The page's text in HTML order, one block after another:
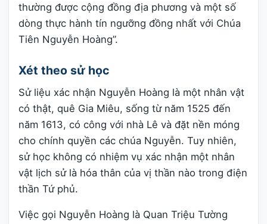
thường được cộng đồng địa phương và một số
dòng thực hành tín ngưỡng đồng nhất với Chúa
Tiên Nguyễn Hoàng”.
Xét theo sử học
Sử liệu xác nhận Nguyễn Hoàng là một nhân vật
có thật, quê Gia Miêu, sống từ năm 1525 đến
năm 1613, có công với nhà Lê và đặt nền móng
cho chính quyền các chúa Nguyễn. Tuy nhiên,
sử học không có nhiệm vụ xác nhận một nhân
vật lịch sử là hóa thân của vị thần nào trong điện
thần Tứ phủ.
Việc gọi Nguyễn Hoàng là Quan Triệu Tường